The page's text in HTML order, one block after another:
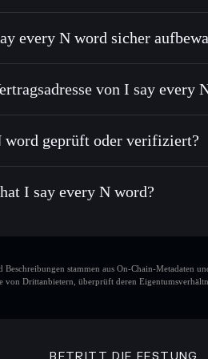
nutzen– Schritt für Schritt
N….., ohne Wallets öffentlich
Privacy
every N word sicher
every N word
Privacy
von I say every
I say every N word
word geprüft oder verifiziert?
derzeit
I say every N word?
I say every N word
stammen aus On-Chain-Metadaten
von Drittanbietern, überprüft deren